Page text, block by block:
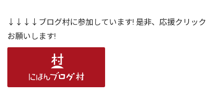
↓↓↓↓ブログ村に参加しています! 是非、応援クリック
お願いします!